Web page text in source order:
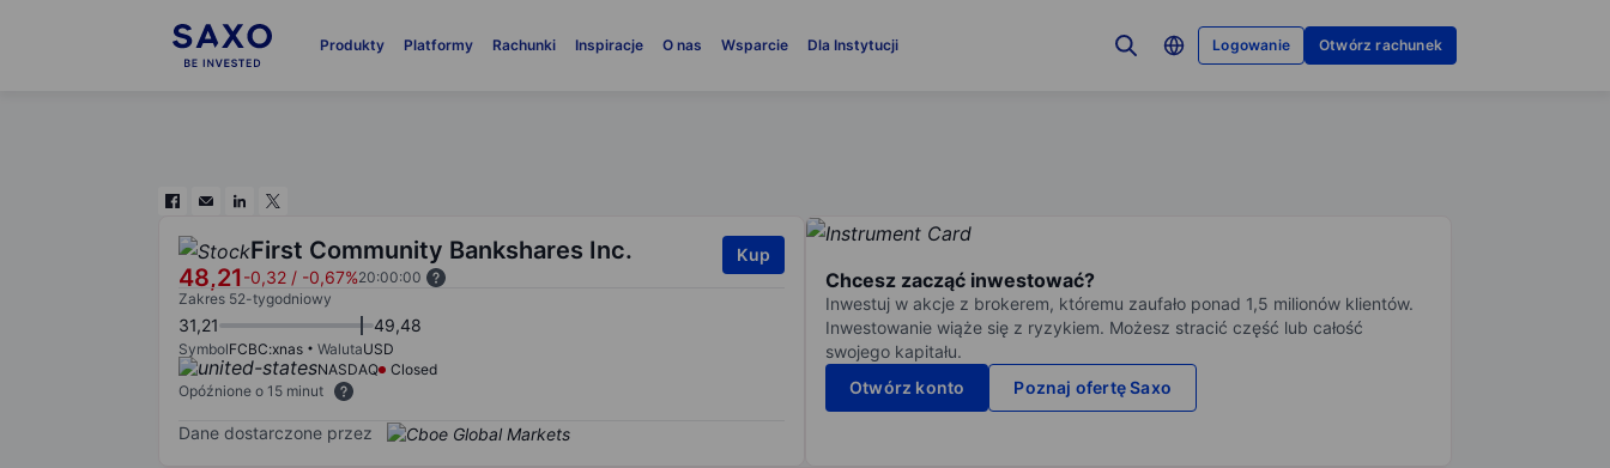
Produkty Platformy Rachunki Inspiracje O nas Wsparcie Dla Instytucji Logowanie Otwórz rachunek
First Community Bankshares Inc.
48,21-0,32 / -0,67%20:00:00
Kup
Zakres 52-tygodniowy
31,21 49,48
SymbolFCBC:xnas WalutaUSD
NASDAQ
Closed
Opóźnione o 15 minut
Dane dostarczone przez
Chcesz zacząć inwestować?
Inwestuj w akcje z brokerem, któremu zaufało ponad 1,5 milionów klientów.
Inwestowanie wiąże się z ryzykiem. Możesz stracić część lub całość
swojego kapitału.
Otwórz konto
Poznaj ofertę Saxo